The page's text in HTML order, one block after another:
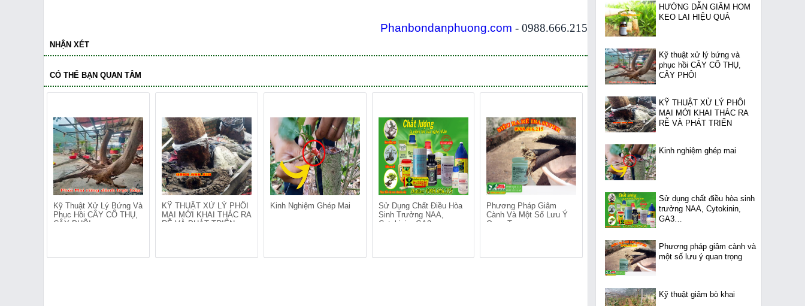
Phanbondanphuong.com - 0988.666.215
NHẬN XÉT
CÓ THỂ BẠN QUAN TÂM
Kỹ Thuật Xử Lý Bứng Và
Phục Hồi CÂY CỔ THỤ,
CÂY PHÔI
KỸ THUẬT XỬ LÝ PHÔI
MAI MỚI KHAI THÁC RA
RỄ VÀ PHÁT TRIỂN
Kinh Nghiệm Ghép Mai
Sử Dụng Chất Điều Hòa
Sinh Trưởng NAA,
Cytokinin, GA3…
Phương Pháp Giâm
Cành Và Một Số Lưu Ý
Quan Trọng
NHÂN GIỐNG TRÀ HOA
VÀNG BẰNG PHƯƠNG
PHÁP GIÂM HOM
Ra Rễ IBA 99%
HƯỚNG DẪN GIÂM HOM
KEO LAI HIỆU QUẢ
Kỹ thuật xử lý bứng và
phục hồi CÂY CỔ THỤ,
CÂY PHÔI
KỸ THUẬT XỬ LÝ PHÔI
MAI MỚI KHAI THÁC RA
RỄ VÀ PHÁT TRIỂN
Kinh nghiệm ghép mai
Sử dụng chất điều hòa sinh
trưởng NAA, Cytokinin,
GA3…
Phương pháp giâm cành và
một số lưu ý quan trọng
Kỹ thuật giâm bò khai